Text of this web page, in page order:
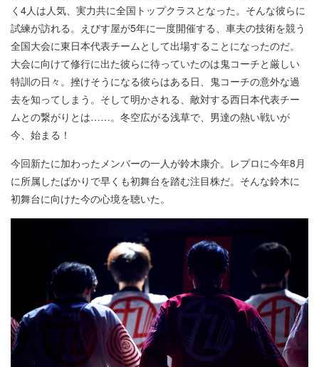
く4人は人気、実力共に全国トップクラスとなった。そんな彼らに
試練が訪れる。えびす屋が5年に一度開催する、車夫の技術を競う
全国大会に東日本代表チームとして出場することになったのだ。
大会に向けて修行に出た彼らに待っていたのは鬼コーチと厳しい
特訓の日々。挫けそうになる彼らはある日、鬼コーチの意外な過
去を知ってしまう。そして明かされる、敵対する西日本代表チー
ムとの繋がりとは……。冬空広がる浅草で、男達の熱い戦いが
今、始まる！
今回新たに加わったメンバーの一人が鈴木康介。レプロに今年8月
に所属したばかりで早くも初舞台を踏む注目株だ。そんな鈴木に
初舞台に向けた今の心境を聴いた。